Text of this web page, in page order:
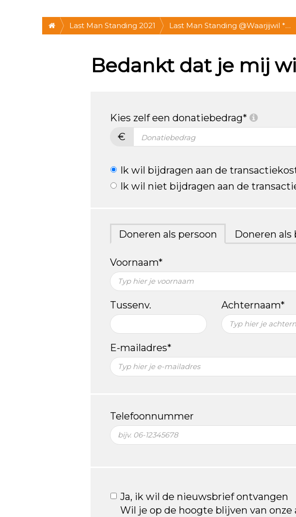
Last Man Standing 2021
Last Man Standing @Waarjijwil *
Bedankt dat je mij
Kies zelf een donatiebedrag*
€
Ik wil bijdragen aan de
Ik wil niet bijdragen aan de
Doneren als persoon Doneren als
Voornaam*
Tussenv. Achternaam*
E-mailadres*
Telefoonnummer
Ja, ik wil de nieuwsbrief ontvangen
Wil je op de hoogte blijven van